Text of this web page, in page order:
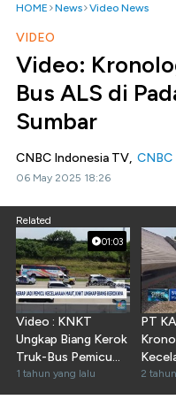
HOME News Video News
VIDEO
Video:
Bus ALS di
Sumbar
CNBC Indonesia TV, CNBC
06 May 2025 18:26
Related
01:03
Video : KNKT
Ungkap Biang Kerok
Truk-Bus Pemicu
Kecelakaan Maut
1 tahun yang lalu
PT
2